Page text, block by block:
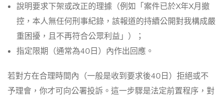
說明要求下架或改正的理據（例如「案件已於X年X月撤
控，本人無任何刑事紀錄，該報道的持續公開對我構成嚴
重困擾，且不再符合公眾利益」）；
指定限期（通常為40日）內作出回應。
若對方在合理時間內（一般是收到要求後40日）拒絕或不
予理會，你才可向公署投訴。這一步驟是法定前置程序，對